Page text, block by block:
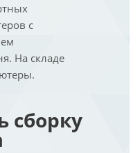
с
На складе
сборку